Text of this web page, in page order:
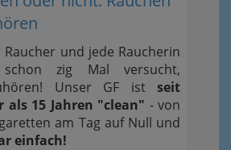
Raucher und jede Raucherin
zig Mal versucht,
Unser GF ist seit
als 15 Jahren "clean" - von
am Tag auf Null und
einfach!